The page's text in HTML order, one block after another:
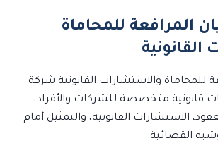
المرافعة للمحاماة
القانونية
للمحاماة والاستشارات القانونية شركة
قانونية متخصصة للشركات والأفراد،
الاستشارات القانونية، والتمثيل أمام
القضائية.